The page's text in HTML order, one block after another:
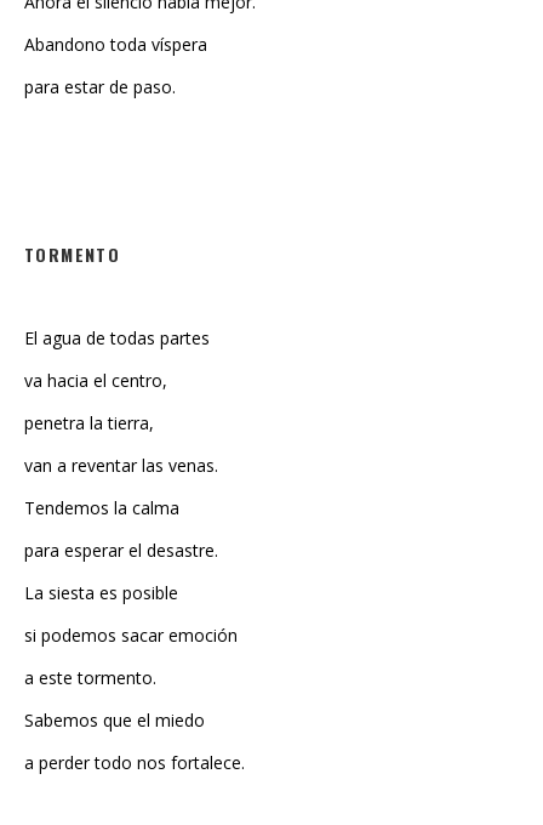
Abandono toda víspera
para estar de paso.
va hacia el centro,
penetra la tierra,
van a reventar las venas.
Tendemos la calma
para esperar el desastre.
La siesta es posible
si podemos sacar emoción
a este tormento.
Sabemos que el miedo
a perder todo nos fortalece.